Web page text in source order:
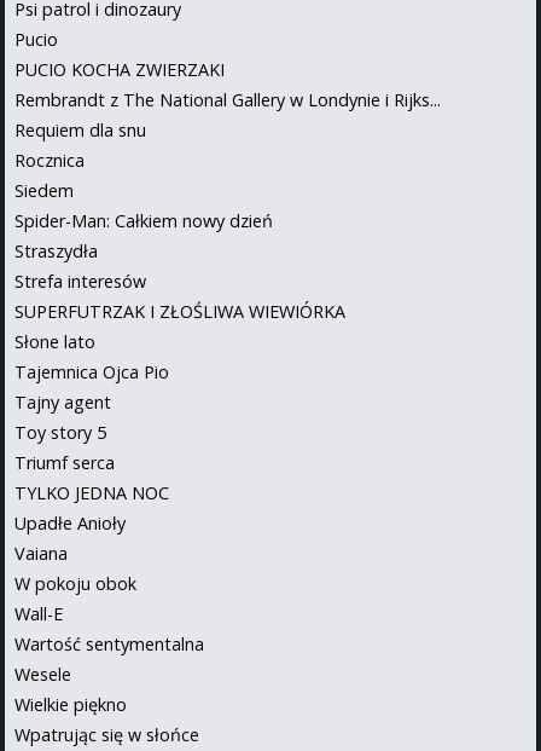
Psi patrol i dinozaury
Pucio
PUCIO KOCHA ZWIERZAKI
Rembrandt z The National Gallery w Londynie i Rijks...
Requiem dla snu
Rocznica
Siedem
Spider-Man: Całkiem nowy dzień
Straszydła
Strefa interesów
SUPERFUTRZAK I ZŁOŚLIWA WIEWIÓRKA
Słone lato
Tajemnica Ojca Pio
Tajny agent
Toy story 5
Triumf serca
TYLKO JEDNA NOC
Upadłe Anioły
Vaiana
W pokoju obok
Wall-E
Wartość sentymentalna
Wesele
Wielkie piękno
Wpatrując się w słońce